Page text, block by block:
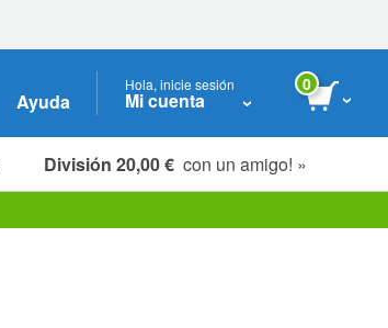
Ayuda
Hola, inicie sesión
Mi cuenta
0
División 20,00 € con un amigo! »